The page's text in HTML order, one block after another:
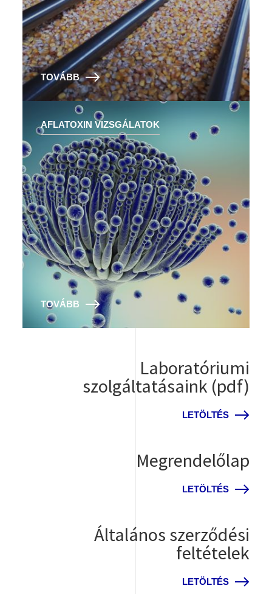
TOVÁBB
AFLATOXIN VIZSGÁLATOK
TOVÁBB
Laboratóriumi
szolgáltatásaink (pdf)
LETÖLTÉS
Megrendelőlap
LETÖLTÉS
Általános szerződési
feltételek
LETÖLTÉS